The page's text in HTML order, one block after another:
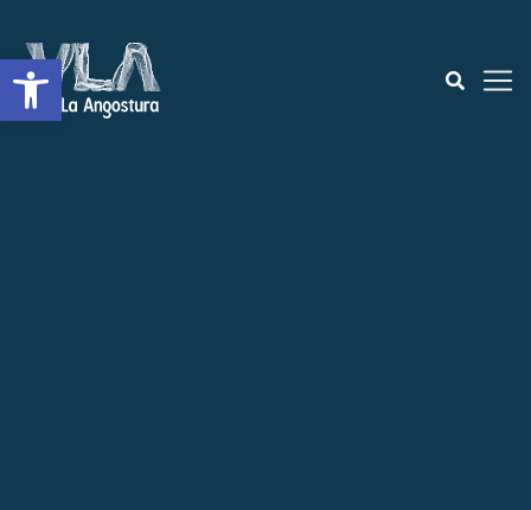
Abrir a barra de ferramentas